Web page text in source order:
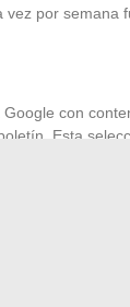
por semana
con
Esta